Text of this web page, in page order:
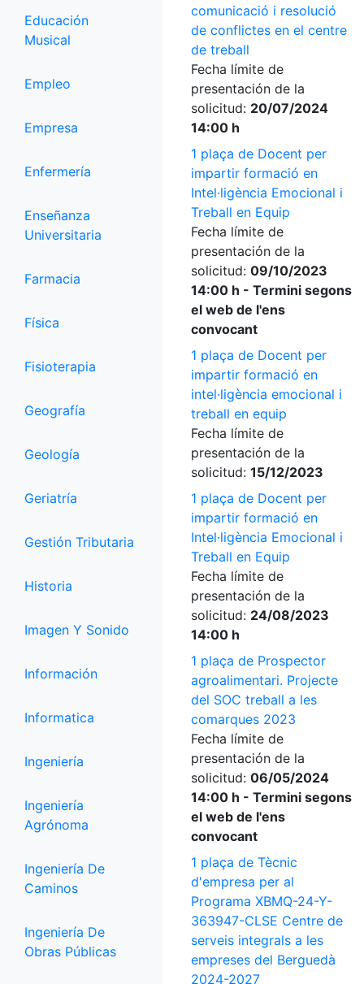
Educación
Musical
Empleo
Empresa
Enfermería
Enseñanza
Universitaria
Farmacia
Física
Fisioterapia
Geografía
Geología
Geriatría
Gestión Tributaria
Historia
Imagen Y Sonido
Información
Informatica
Ingeniería
Ingeniería
Agrónoma
Ingeniería De
Caminos
Ingeniería De
Obras Públicas
comunicació i resolució
de conflictes en el centre
de treball
Fecha límite de
presentación de la
solicitud: 20/07/2024
14:00 h
1 plaça de Docent per
impartir formació en
Intel·ligència Emocional i
Treball en Equip
Fecha límite de
presentación de la
solicitud: 09/10/2023
14:00 h - Termini segons
el web de l'ens
convocant
1 plaça de Docent per
impartir formació en
intel·ligència emocional i
treball en equip
Fecha límite de
presentación de la
solicitud: 15/12/2023
1 plaça de Docent per
impartir formació en
Intel·ligència Emocional i
Treball en Equip
Fecha límite de
presentación de la
solicitud: 24/08/2023
14:00 h
1 plaça de Prospector
agroalimentari. Projecte
del SOC treball a les
comarques 2023
Fecha límite de
presentación de la
solicitud: 06/05/2024
14:00 h - Termini segons
el web de l'ens
convocant
1 plaça de Tècnic
d'empresa per al
Programa XBMQ-24-Y-
363947-CLSE Centre de
serveis integrals a les
empreses del Berguedà
2024-2027